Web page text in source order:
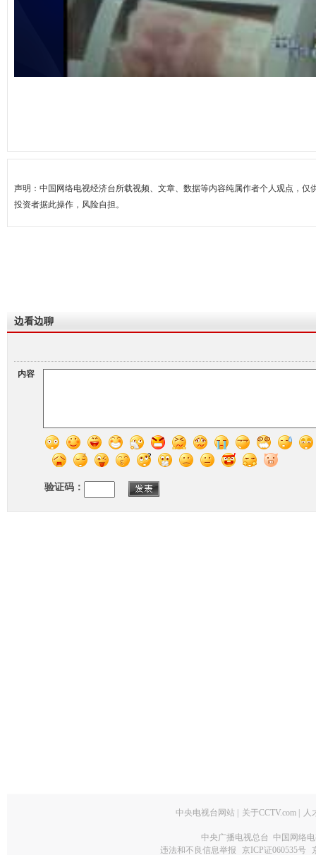
声明：中国网络电视经济台所载视频、文章、数据等内容纯属作者个人观点，仅
投资者据此操作，风险自担。
边看边聊
内容
验证码：
中央电视台网站 关于CCTV.com 人
中央广播电视总台 中国网络
违法和不良信息举报
京ICP证060535号